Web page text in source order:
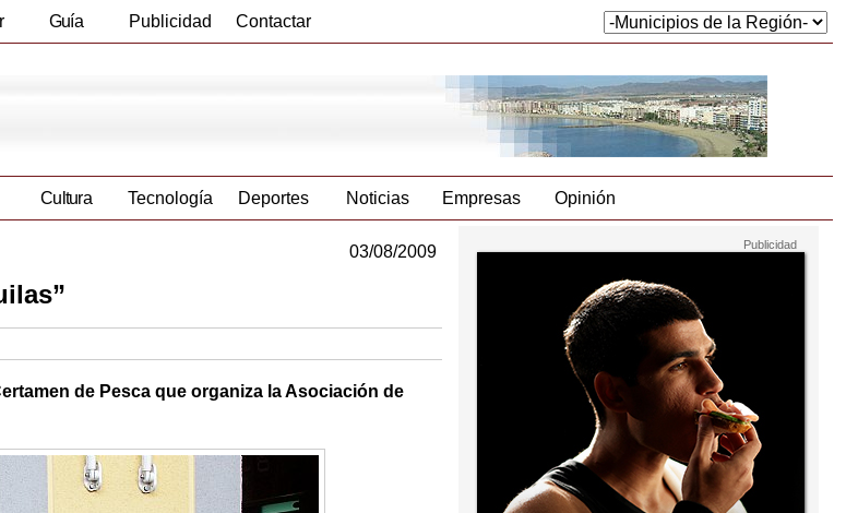
Guía Publicidad Contactar
Cultura Tecnología Deportes Noticias Empresas Opinión
03/08/2009
de Pesca que organiza la Asociación de